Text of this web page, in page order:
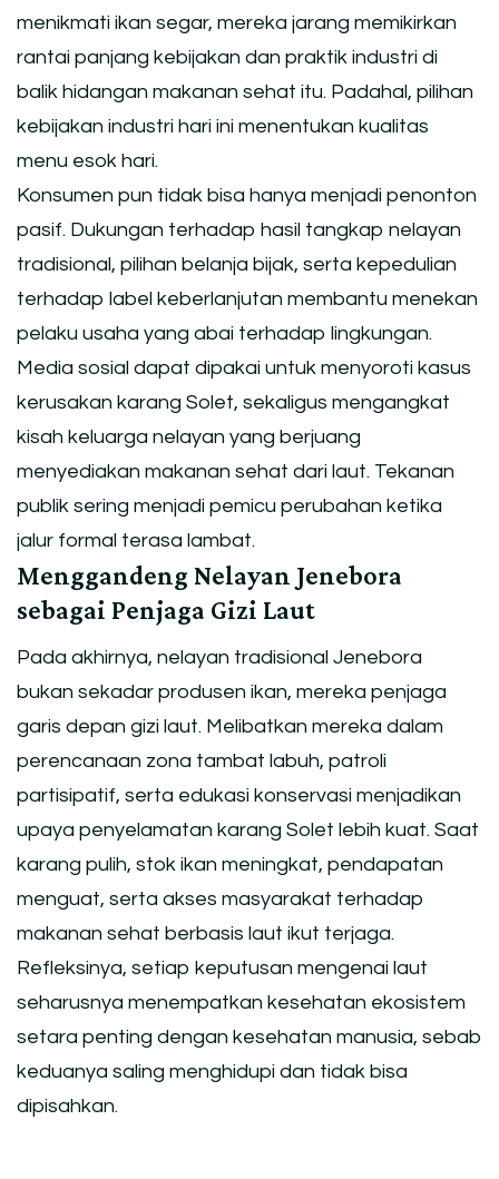
menikmati ikan segar, mereka jarang memikirkan
rantai panjang kebijakan dan praktik industri di
balik hidangan makanan sehat itu. Padahal, pilihan
kebijakan industri hari ini menentukan kualitas
menu esok hari.
Konsumen pun tidak bisa hanya menjadi penonton
pasif. Dukungan terhadap hasil tangkap nelayan
tradisional, pilihan belanja bijak, serta kepedulian
terhadap label keberlanjutan membantu menekan
pelaku usaha yang abai terhadap lingkungan.
Media sosial dapat dipakai untuk menyoroti kasus
kerusakan karang Solet, sekaligus mengangkat
kisah keluarga nelayan yang berjuang
menyediakan makanan sehat dari laut. Tekanan
publik sering menjadi pemicu perubahan ketika
jalur formal terasa lambat.
Menggandeng Nelayan Jenebora
sebagai Penjaga Gizi Laut
Pada akhirnya, nelayan tradisional Jenebora
bukan sekadar produsen ikan, mereka penjaga
garis depan gizi laut. Melibatkan mereka dalam
perencanaan zona tambat labuh, patroli
partisipatif, serta edukasi konservasi menjadikan
upaya penyelamatan karang Solet lebih kuat. Saat
karang pulih, stok ikan meningkat, pendapatan
menguat, serta akses masyarakat terhadap
makanan sehat berbasis laut ikut terjaga.
Refleksinya, setiap keputusan mengenai laut
seharusnya menempatkan kesehatan ekosistem
setara penting dengan kesehatan manusia, sebab
keduanya saling menghidupi dan tidak bisa
dipisahkan.